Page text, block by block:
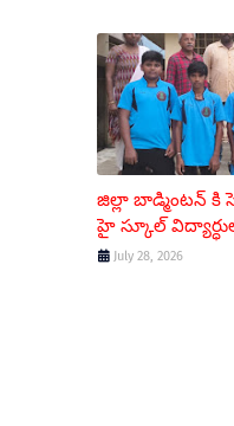
జిల్లా బాడ్మింటన్ కి
హై స్కూల్
July 28, 2026